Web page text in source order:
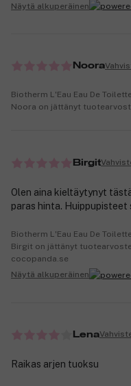
Näytä alkuperäinen
Noora
Biotherm L'Eau Eau De
Noora on jättänyt
Birgit
Olen aina kieltäytynyt
paras hinta. Huippupisteet
Biotherm L'Eau Eau De
Birgit on jättänyt
cocopanda.se
Näytä alkuperäinen
Lena
Raikas arjen tuoksu